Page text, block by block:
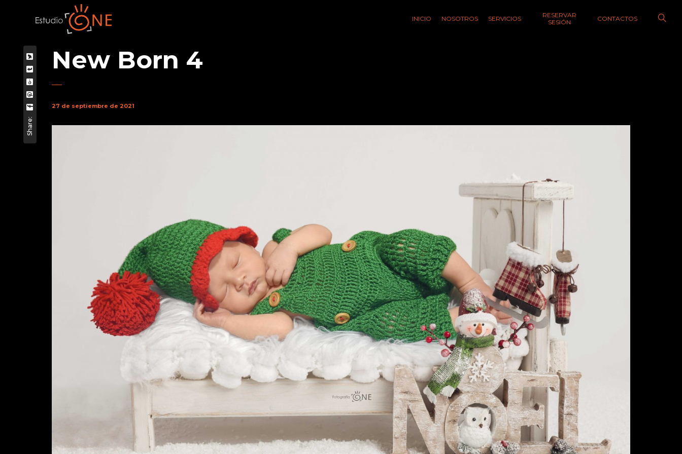
INICIO NOSOTROS SERVICIOS
RESERVAR
SESIÓN
CONTACTOS
Share:
New Born 4
27 de septiembre de 2021